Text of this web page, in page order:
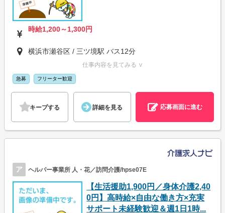
時給1,200～1,300円
横浜市瀬谷区 / 三ツ境駅 バス12分
仕事内容を見てみる ∨
急募 フリーター歓迎
キープする 詳細を見る 応募画面に進む
ア ヘルパー事業所 人・花／訪問介護/hpse07E
【生活援助1,900円／身体介護2,40
0円】高時給×自由な働き方×充実
サポート未経験歓迎＆週1日1時...